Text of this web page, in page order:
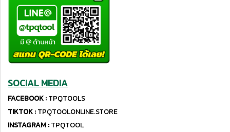
SOCIAL MEDIA
FACEBOOK :TPQTOOLS
TIKTOK :TPQTOOLONLINE.STORE
INSTAGRAM :TPQTOOL